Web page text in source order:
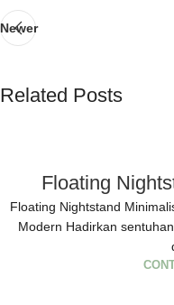
Newer
Related Posts
Floating
Floating Nightstand
Modern Hadirkan